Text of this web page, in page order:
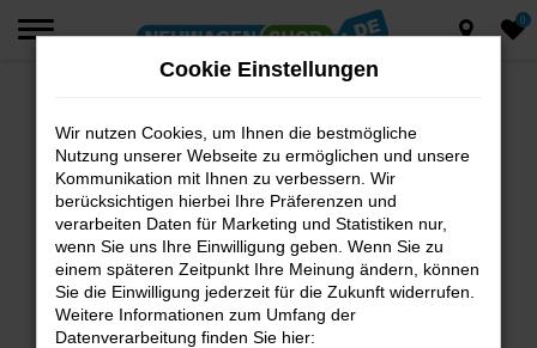
Zum
0
Fehler: Network Error
Beim Laden ist ein Fehler aufgetreten.
Hier sind ein paar Tipps, die dir helfen können:
Überprüfe deine Firewall und deine
Internetverbindung.
Laden andere Webseiten, zum Beispiel deine
Suchmaschine?
Cookie Einstellungen
Wir nutzen Cookies, um Ihnen die bestmögliche
Nutzung unserer Webseite zu ermöglichen und unsere
Kommunikation mit Ihnen zu verbessern. Wir
berücksichtigen hierbei Ihre Präferenzen und
verarbeiten Daten für Marketing und Statistiken nur,
wenn Sie uns Ihre Einwilligung geben. Wenn Sie zu
einem späteren Zeitpunkt Ihre Meinung ändern, können
Sie die Einwilligung jederzeit für die Zukunft widerrufen.
Weitere Informationen zum Umfang der
Datenverarbeitung finden Sie hier: